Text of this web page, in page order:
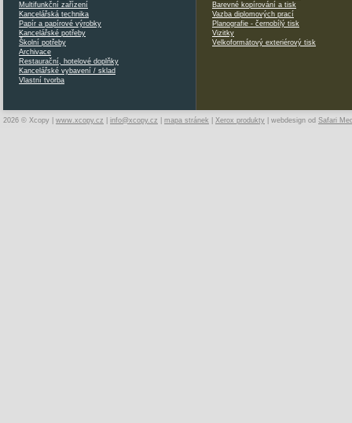
Multifunkční zařízení
Kancelářská technika
Papír a papírové výrobky
Kancelářské potřeby
Školní potřeby
Archivace
Restaurační, hotelové doplňky
Kancelářské vybavení / sklad
Vlastní tvorba
Barevné kopírování a tisk
Vazba diplomových prací
Planografie - černobílý tisk
Vizitky
Velkoformátový exteriérový tisk
2026 © Xcopy | www.xcopy.cz info@xcopy.cz mapa stránek Xerox produkty | webdesign od Safari